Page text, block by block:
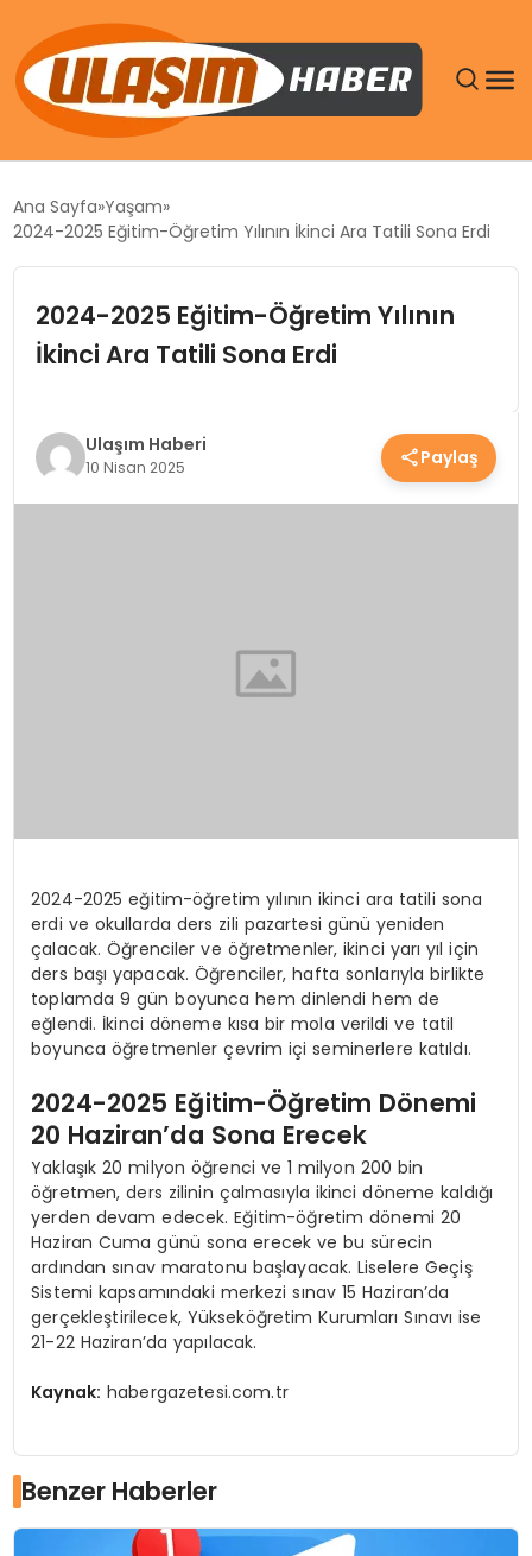
DÜNYA
SPOR
TEKNOLOJI
Ana Sayfa Yaşam
2024-2025 Eğitim-Öğretim Yılının İkinci Ara Tatili Sona Erdi
2024-2025 Eğitim-Öğretim Yılının
İkinci Ara Tatili Sona Erdi
Ulaşım Haberi
10 Nisan 2025 Paylaş
2024-2025 eğitim-öğretim yılının ikinci ara tatili sona
erdi ve okullarda ders zili pazartesi günü yeniden
çalacak. Öğrenciler ve öğretmenler, ikinci yarı yıl için
ders başı yapacak. Öğrenciler, hafta sonlarıyla birlikte
toplamda 9 gün boyunca hem dinlendi hem de
eğlendi. İkinci döneme kısa bir mola verildi ve tatil
boyunca öğretmenler çevrim içi seminerlere katıldı.
2024-2025 Eğitim-Öğretim Dönemi
20 Haziran’da Sona Erecek
Yaklaşık 20 milyon öğrenci ve 1 milyon 200 bin
öğretmen, ders zilinin çalmasıyla ikinci döneme kaldığı
yerden devam edecek. Eğitim-öğretim dönemi 20
Haziran Cuma günü sona erecek ve bu sürecin
ardından sınav maratonu başlayacak. Liselere Geçiş
Sistemi kapsamındaki merkezi sınav 15 Haziran’da
gerçekleştirilecek, Yükseköğretim Kurumları Sınavı ise
21-22 Haziran’da yapılacak.
Kaynak: habergazetesi.com.tr
Benzer Haberler